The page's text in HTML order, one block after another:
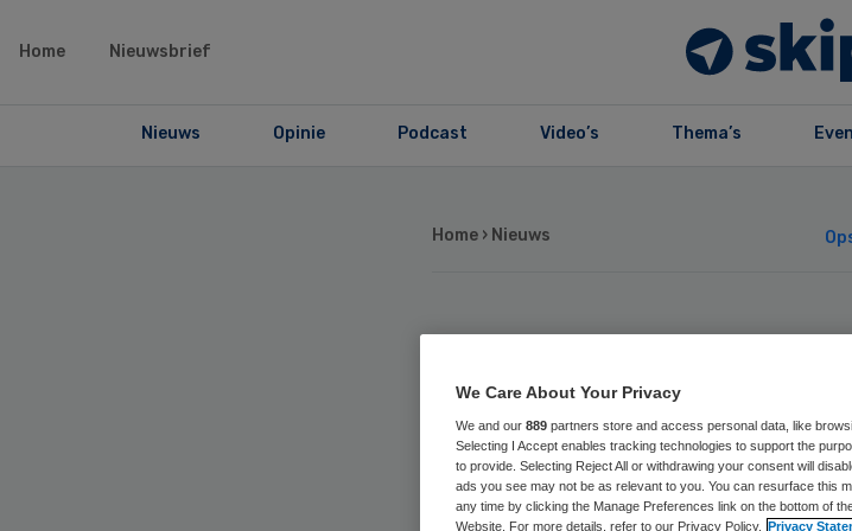
Home Nieuwsbrief
Nieuws Opinie Podcast Video’s Thema’s
Home › Nieuws
Norovirus
uitgebroken
locaties
We Care About Your Privacy
We and our 889 partners store and access personal data, like
Selecting I Accept enables tracking technologies to support the
to provide. Selecting Reject All or withdrawing your consent will
ads you see may not be as relevant to you. You can resurface this
any time by clicking the Manage Preferences link on the bottom of
Website. For more details, refer to our Privacy Policy. Privacy